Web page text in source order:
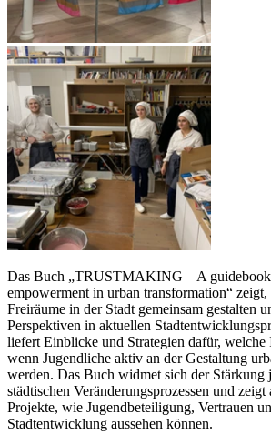
Das Buch „TRUSTMAKING – A
empowerment in urban transformation“
Freiräume in der Stadt gemeinsam gestalten
Perspektiven in aktuellen
liefert Einblicke und Strategien dafür, welche
wenn Jugendliche aktiv an der Gestaltung
werden. Das Buch widmet sich der Stärkung
städtischen Veränderungsprozessen und
Projekte, wie Jugendbeteiligung, Vertrauen
Stadtentwicklung aussehen können.